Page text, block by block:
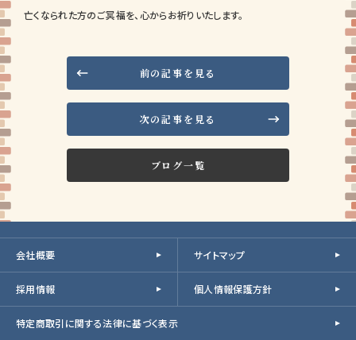
亡くなられた方のご冥福を、心からお祈りいたします。
前の記事を見る
ブログ一覧
次の記事を見る
会社概要 サイトマップ
採用情報 個人情報保護方針
特定商取引に関する法律に基づく表示